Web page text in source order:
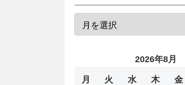
2026年8月
月 火 水 木 金